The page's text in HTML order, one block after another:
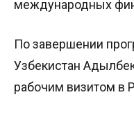
международных
По завершении
Узбекистан
рабочим визитом в